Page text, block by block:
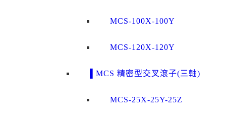
MCS-100X-100Y
MCS-120X-120Y
▌MCS 精密型交叉滾子(三軸)
MCS-25X-25Y-25Z